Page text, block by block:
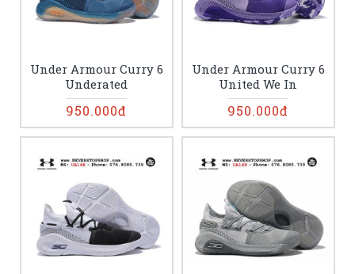
Under Armour Curry 6
Underated
950.000đ
Under Armour Curry 6
United We In
950.000đ